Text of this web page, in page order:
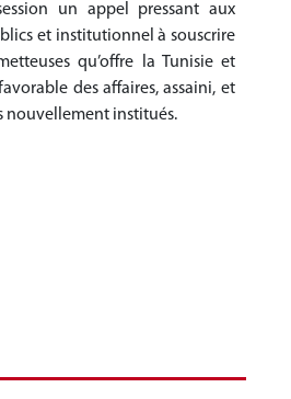
un appel pressant aux
et institutionnel à souscrire
qu’offre la Tunisie et
des affaires, assaini, et
nouvellement institués.